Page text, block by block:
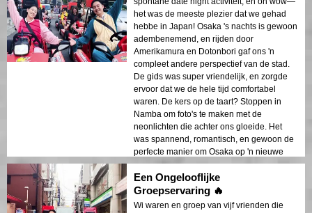
het was de meeste plezier dat we gehad
hebbe in Japan! Osaka 's nachts is gewoon
adembenemend, en rijden door
Amerikamura en Dotonbori gaf ons 'n
compleet andere perspectief van de stad.
De gids was super vriendelijk, en zorgde
ervoor dat we de hele tijd comfortabel
waren. De kers op de taart? Stoppen in
Namba om foto's te maken met de
neonlichten die achter ons gloeide. Het
was spannend, romantisch, en gewoon de
perfecte manier om Osaka op 'n nieuwe
manier te verkennen.
Een Ongelooflijke
Groepservaring 🔥
Wi waren en groep van vijf vrienden die